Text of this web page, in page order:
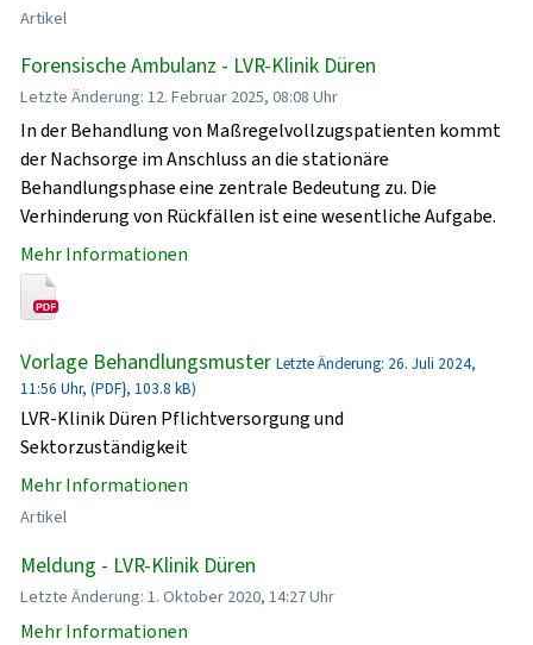
Artikel
Forensische Ambulanz - LVR-Klinik Düren
Letzte Änderung: 12. Februar 2025, 08:08 Uhr
In der Behandlung von Maßregelvollzugspatienten kommt
der Nachsorge im Anschluss an die stationäre
Behandlungsphase eine zentrale Bedeutung zu. Die
Verhinderung von Rückfällen ist eine wesentliche Aufgabe.
Mehr Informationen
Vorlage Behandlungsmuster Letzte Änderung: 26. Juli 2024,
11:56 Uhr, (PDF}, 103.8 kB)
LVR-Klinik Düren Pflichtversorgung und
Sektorzuständigkeit
Mehr Informationen
Artikel
Meldung - LVR-Klinik Düren
Letzte Änderung: 1. Oktober 2020, 14:27 Uhr
Mehr Informationen